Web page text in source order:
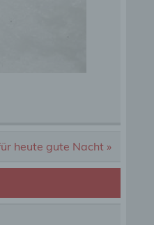
heute gute Nacht »